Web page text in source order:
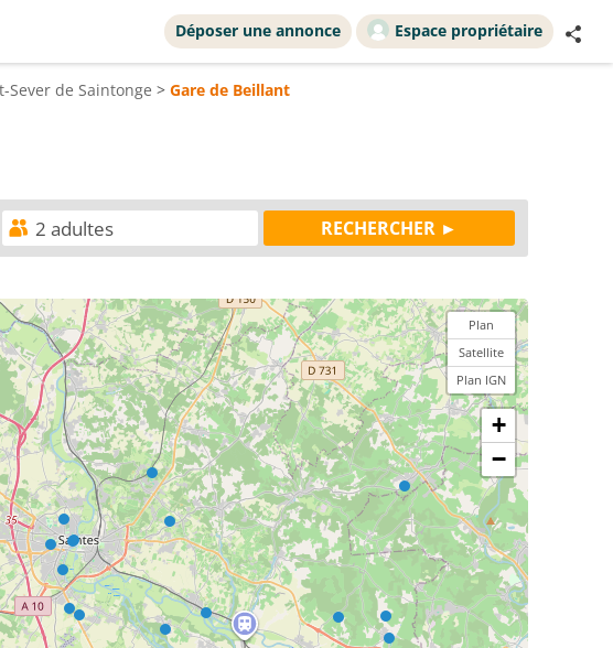
Déposer une annonce Espace propriétaire
Sever de Saintonge > Gare de Beillant
Plan
Satellite
Plan IGN
+
−